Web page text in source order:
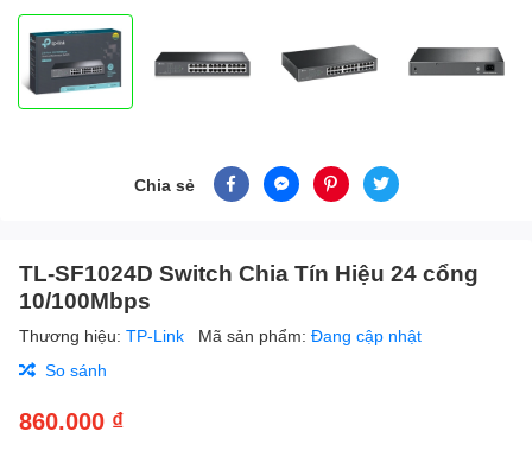
Chia sẻ
TL-SF1024D Switch Chia Tín Hiệu 24 cổng
10/100Mbps
Thương hiệu: TP-Link Mã sản phẩm: Đang cập nhật
So sánh
860.000 ₫